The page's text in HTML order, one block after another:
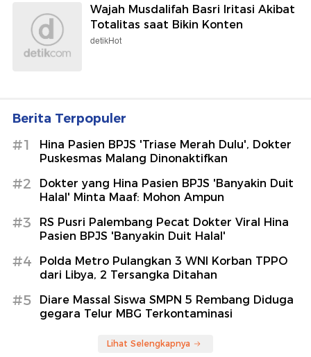
Wajah Musdalifah Basri Iritasi Akibat
Totalitas saat Bikin Konten
detikHot
Berita Terpopuler
#1
Hina Pasien BPJS 'Triase Merah Dulu', Dokter
Puskesmas Malang Dinonaktifkan
#2
Dokter yang Hina Pasien BPJS 'Banyakin Duit
Halal' Minta Maaf: Mohon Ampun
#3
RS Pusri Palembang Pecat Dokter Viral Hina
Pasien BPJS 'Banyakin Duit Halal'
#4
Polda Metro Pulangkan 3 WNI Korban TPPO
dari Libya, 2 Tersangka Ditahan
#5
Diare Massal Siswa SMPN 5 Rembang Diduga
gegara Telur MBG Terkontaminasi
Lihat Selengkapnya